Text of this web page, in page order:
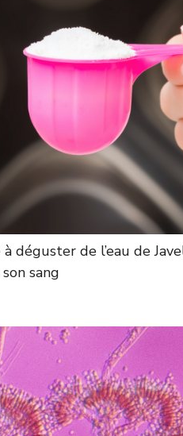
déguster de l’eau de
sang